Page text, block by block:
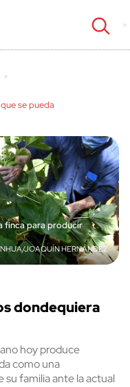
se pueda
finca para producir
JOAQUÍN HERNÁNDEZ
dondequiera
hoy produce
como una
su familia ante la actual